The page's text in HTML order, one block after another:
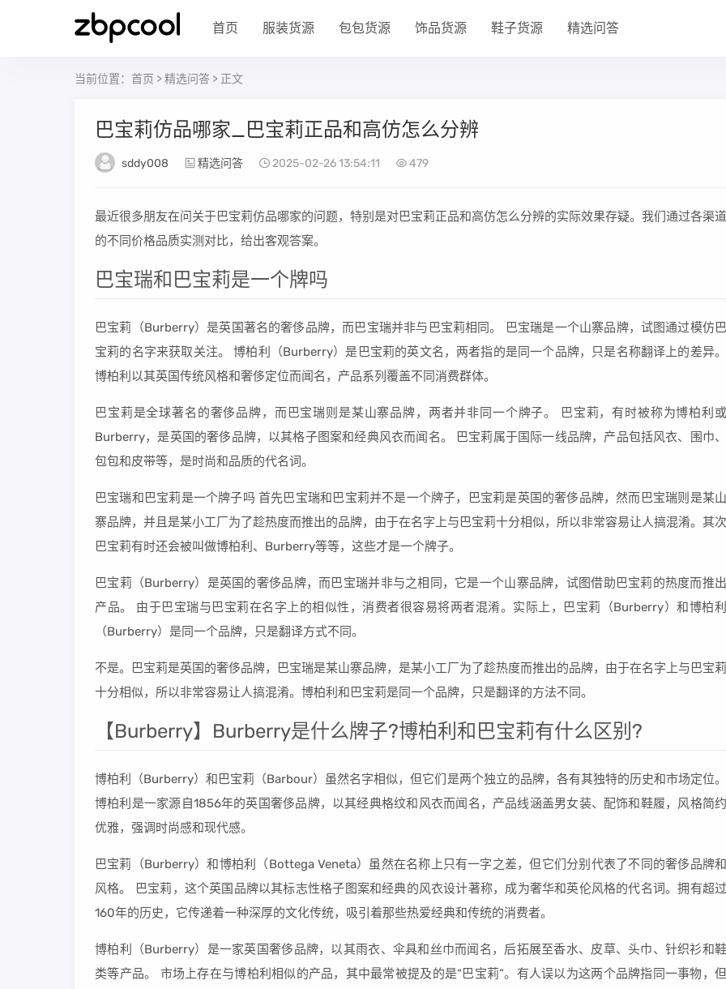
首页 服装货源 包包货源 饰品货源 鞋子货源 精选问答
当前位置： 首页 >精选问答 > 正文
巴宝莉仿品哪家_巴宝莉正品和高仿怎么分辨
sddy008 精选问答 2025-02-26 13:54:11 479
最近很多朋友在问关于巴宝莉仿品哪家的问题，特别是对巴宝莉正品和高仿怎么分辨的实际效果存疑。我们通过各渠道
的不同价格品质实测对比，给出客观答案。
巴宝瑞和巴宝莉是一个牌吗
巴宝莉（Burberry）是英国著名的奢侈品牌，而巴宝瑞并非与巴宝莉相同。 巴宝瑞是一个山寨品牌，试图通过模仿巴
宝莉的名字来获取关注。 博柏利（Burberry）是巴宝莉的英文名，两者指的是同一个品牌，只是名称翻译上的差异。
博柏利以其英国传统风格和奢侈定位而闻名，产品系列覆盖不同消费群体。
巴宝莉是全球著名的奢侈品牌，而巴宝瑞则是某山寨品牌，两者并非同一个牌子。 巴宝莉，有时被称为博柏利或
Burberry，是英国的奢侈品牌，以其格子图案和经典风衣而闻名。 巴宝莉属于国际一线品牌，产品包括风衣、围巾、
包包和皮带等，是时尚和品质的代名词。
巴宝瑞和巴宝莉是一个牌子吗 首先巴宝瑞和巴宝莉并不是一个牌子，巴宝莉是英国的奢侈品牌，然而巴宝瑞则是某山
寨品牌，并且是某小工厂为了趁热度而推出的品牌，由于在名字上与巴宝莉十分相似，所以非常容易让人搞混淆。其次
巴宝莉有时还会被叫做博柏利、Burberry等等，这些才是一个牌子。
巴宝莉（Burberry）是英国的奢侈品牌，而巴宝瑞并非与之相同，它是一个山寨品牌，试图借助巴宝莉的热度而推出
产品。 由于巴宝瑞与巴宝莉在名字上的相似性，消费者很容易将两者混淆。实际上，巴宝莉（Burberry）和博柏利
（Burberry）是同一个品牌，只是翻译方式不同。
不是。巴宝莉是英国的奢侈品牌，巴宝瑞是某山寨品牌，是某小工厂为了趁热度而推出的品牌，由于在名字上与巴宝莉
十分相似，所以非常容易让人搞混淆。博柏利和巴宝莉是同一个品牌，只是翻译的方法不同。
【Burberry】Burberry是什么牌子?博柏利和巴宝莉有什么区别?
博柏利（Burberry）和巴宝莉（Barbour）虽然名字相似，但它们是两个独立的品牌，各有其独特的历史和市场定位。
博柏利是一家源自1856年的英国奢侈品牌，以其经典格纹和风衣而闻名，产品线涵盖男女装、配饰和鞋履，风格简约
优雅，强调时尚感和现代感。
巴宝莉（Burberry）和博柏利（Bottega Veneta）虽然在名称上只有一字之差，但它们分别代表了不同的奢侈品牌和
风格。 巴宝莉，这个英国品牌以其标志性格子图案和经典的风衣设计著称，成为奢华和英伦风格的代名词。拥有超过
160年的历史，它传递着一种深厚的文化传统，吸引着那些热爱经典和传统的消费者。
博柏利（Burberry）是一家英国奢侈品牌，以其雨衣、伞具和丝巾而闻名，后拓展至香水、皮草、头巾、针织衫和鞋
类等产品。 市场上存在与博柏利相似的产品，其中最常被提及的是“巴宝莉”。有人误以为这两个品牌指同一事物，但